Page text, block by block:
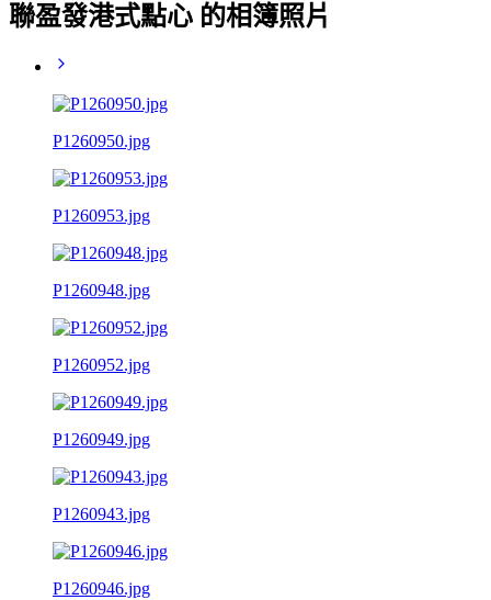
聯盈發港式點心 的相簿照片
P1260950.jpg
P1260953.jpg
P1260948.jpg
P1260952.jpg
P1260949.jpg
P1260943.jpg
P1260946.jpg